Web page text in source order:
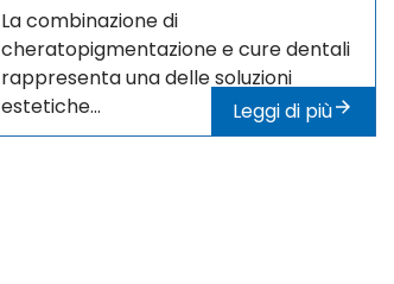
La combinazione di
cheratopigmentazione e cure dentali
rappresenta una delle soluzioni
estetiche...
Leggi di più